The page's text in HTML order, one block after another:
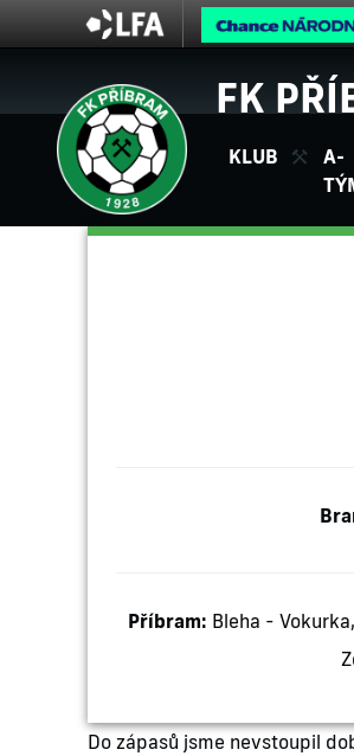
FK
KLUB
A-
Příbram: Bleha -
Do zápasů jsme nevstoupil